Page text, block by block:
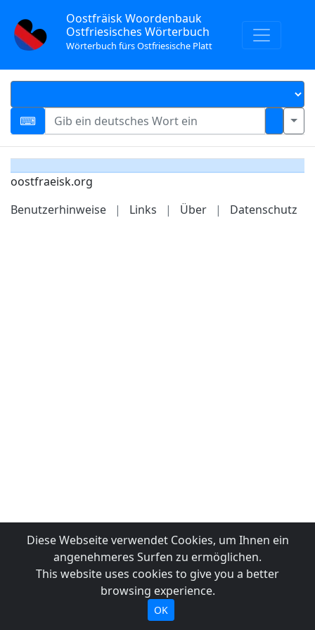
Oostfräisk Woordenbauk
Ostfriesisches Wörterbuch
Wörterbuch fürs Ostfriesische Platt
oostfraeisk.org
Benutzerhinweise
| Links | Über | Datenschutz
Diese Webseite verwendet Cookies, um Ihnen ein
angenehmeres Surfen zu ermöglichen.
This website uses cookies to give you a better
browsing experience.
OK